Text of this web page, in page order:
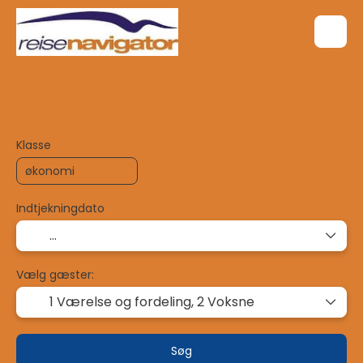
Klasse
Indtjekningdato
Vælg gæster:
1 Værelse og fordeling,2 Voksne
Søg